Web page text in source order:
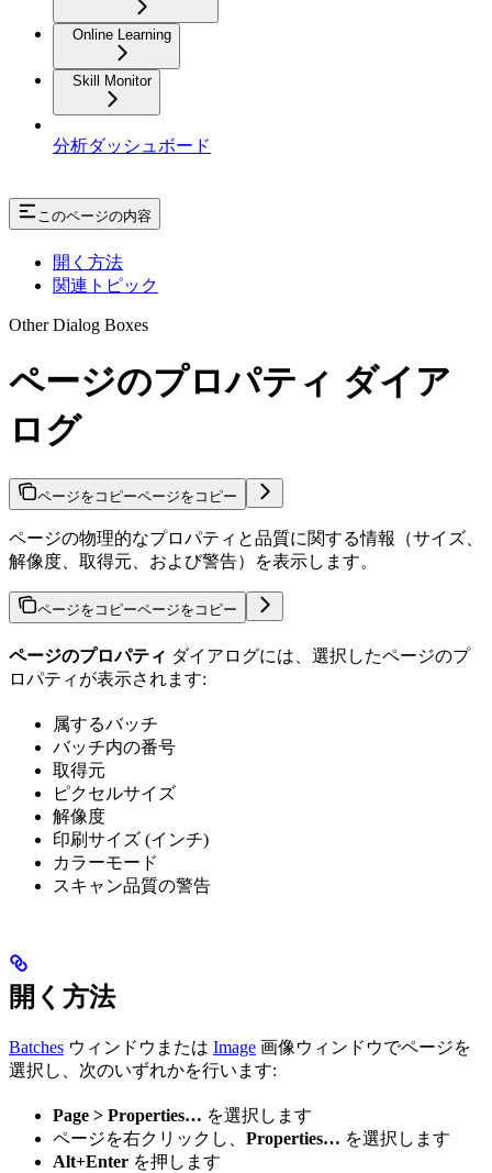
Online Learning
Skill Monitor
分析ダッシュボード
このページの内容
開く方法
関連トピック
Other Dialog Boxes
ページのプロパティ ダイア
ログ
ページをコピーページをコピー
ページの物理的なプロパティと品質に関する情報（サイズ、
解像度、取得元、および警告）を表示します。
ページをコピーページをコピー
ページのプロパティ ダイアログには、選択したページのプ
ロパティが表示されます:
属するバッチ
バッチ内の番号
取得元
ピクセルサイズ
解像度
印刷サイズ (インチ)
カラーモード
スキャン品質の警告
開く方法
Batches ウィンドウまたは Image 画像ウィンドウでページを
選択し、次のいずれかを行います:
Page > Properties… を選択します
ページを右クリックし、 Properties… を選択します
Alt+Enter を押します